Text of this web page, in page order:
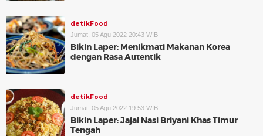
detikFood
Jumat, 05 Agu 2022 20:43 WIB
Bikin Laper: Menikmati Makanan Korea
dengan Rasa Autentik
detikFood
Jumat, 05 Agu 2022 19:53 WIB
Bikin Laper: Jajal Nasi Briyani Khas Timur
Tengah